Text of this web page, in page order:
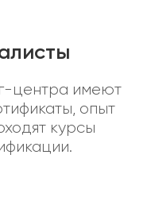
центра имеют
опыт
курсы